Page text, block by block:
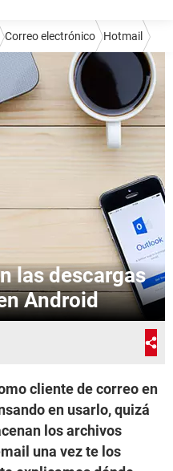
Correo electrónico Hotmail
las descargas
Android
cliente de correo en
en usarlo, quizá
los archivos
una vez te los